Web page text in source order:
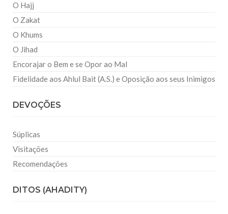
O Hajj
O Zakat
O Khums
O Jihad
Encorajar o Bem e se Opor ao Mal
Fidelidade aos Ahlul Bait (A.S.) e Oposição aos seus Inimigos
DEVOÇÕES
Súplicas
Visitações
Recomendações
DITOS (AHADITY)